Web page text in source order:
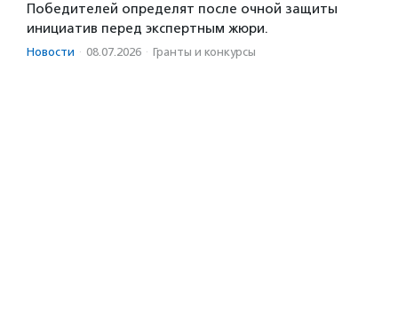
Победителей определят после очной защиты
инициатив перед экспертным жюри.
Новости · 08.07.2026 · Гранты и конкурсы